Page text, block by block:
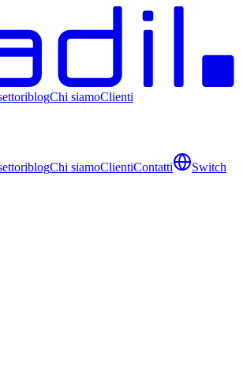
blogChi siamoClienti
blogChi siamoClientiContatti
Switch